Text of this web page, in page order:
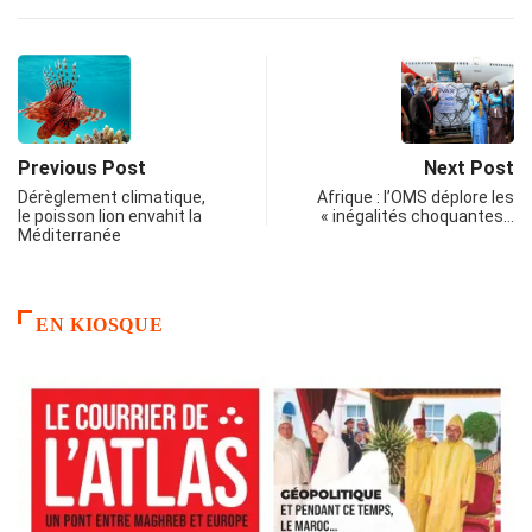
Previous Post
Dérèglement climatique,
le poisson lion envahit la
Méditerranée
Next Post
Afrique : l’OMS déplore les
« inégalités choquantes…
EN KIOSQUE